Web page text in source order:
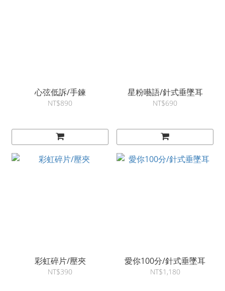
心弦低訴/手鍊
NT$890
星粉囈語/針式垂墜耳
NT$690
彩虹碎片/壓夾
NT$390
愛你100分/針式垂墜耳
NT$1,180